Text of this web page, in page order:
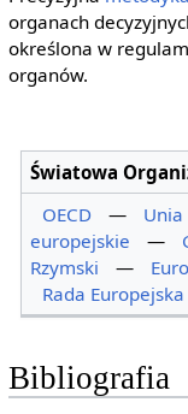
organach
określona w
organów.
Światowa
OECD
— Unia
europejskie
—
Rzymski
—
Rada Europejska
Bibliografia